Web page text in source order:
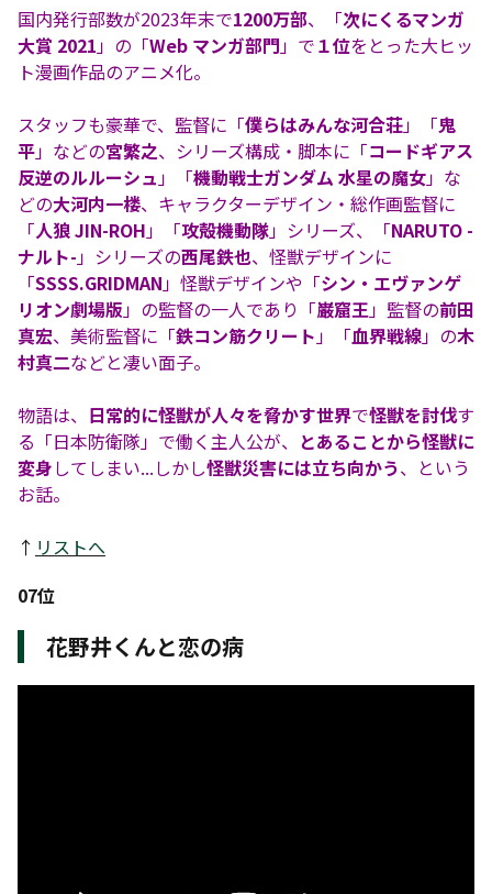
国内発行部数が2023年末で1200万部、「次にくるマンガ
大賞 2021」の「Web マンガ部門」で１位をとった大ヒッ
ト漫画作品のアニメ化。
スタッフも豪華で、監督に「僕らはみんな河合荘」「鬼
平」などの宮繁之、シリーズ構成・脚本に「コードギアス
反逆のルルーシュ」「機動戦士ガンダム 水星の魔女」な
どの大河内一楼、キャラクターデザイン・総作画監督に
「人狼 JIN-ROH」「攻殻機動隊」シリーズ、「NARUTO -
ナルト-」シリーズの西尾鉄也、怪獣デザインに
「SSSS.GRIDMAN」怪獣デザインや「シン・エヴァンゲ
リオン劇場版」の監督の一人であり「巌窟王」監督の前田
真宏、美術監督に「鉄コン筋クリート」「血界戦線」の木
村真二などと凄い面子。
物語は、 日常的に怪獣が人々を脅かす世界で怪獣を討伐す
る「日本防衛隊」で働く主人公が、 とあることから怪獣に
変身してしまい...しかし怪獣災害には立ち向かう、という
お話。
↑ リストへ
07位
花野井くんと恋の病